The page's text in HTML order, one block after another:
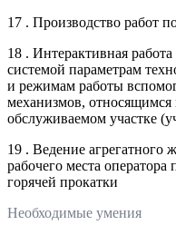
17 . Производство работ
18 . Интерактивная
системой параметрам
и режимам работы
механизмов, относящимся
обслуживаемом участке
19 . Ведение агрегатного
рабочего места оператора
горячей прокатки
Необходимые умения